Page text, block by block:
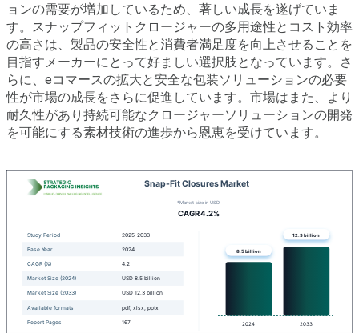
ョンの需要が増加しているため、著しい成長を遂げていま
す。スナップフィットクロージャーの多用途性とコスト効率
の高さは、製品の安全性と消費者満足度を向上させることを
目指すメーカーにとって好ましい選択肢となっています。さ
らに、eコマースの拡大と安全な包装ソリューションの必要
性が市場の成長をさらに促進しています。市場はまた、より
耐久性があり持続可能なクロージャーソリューションの開発
を可能にする素材技術の進歩から恩恵を受けています。